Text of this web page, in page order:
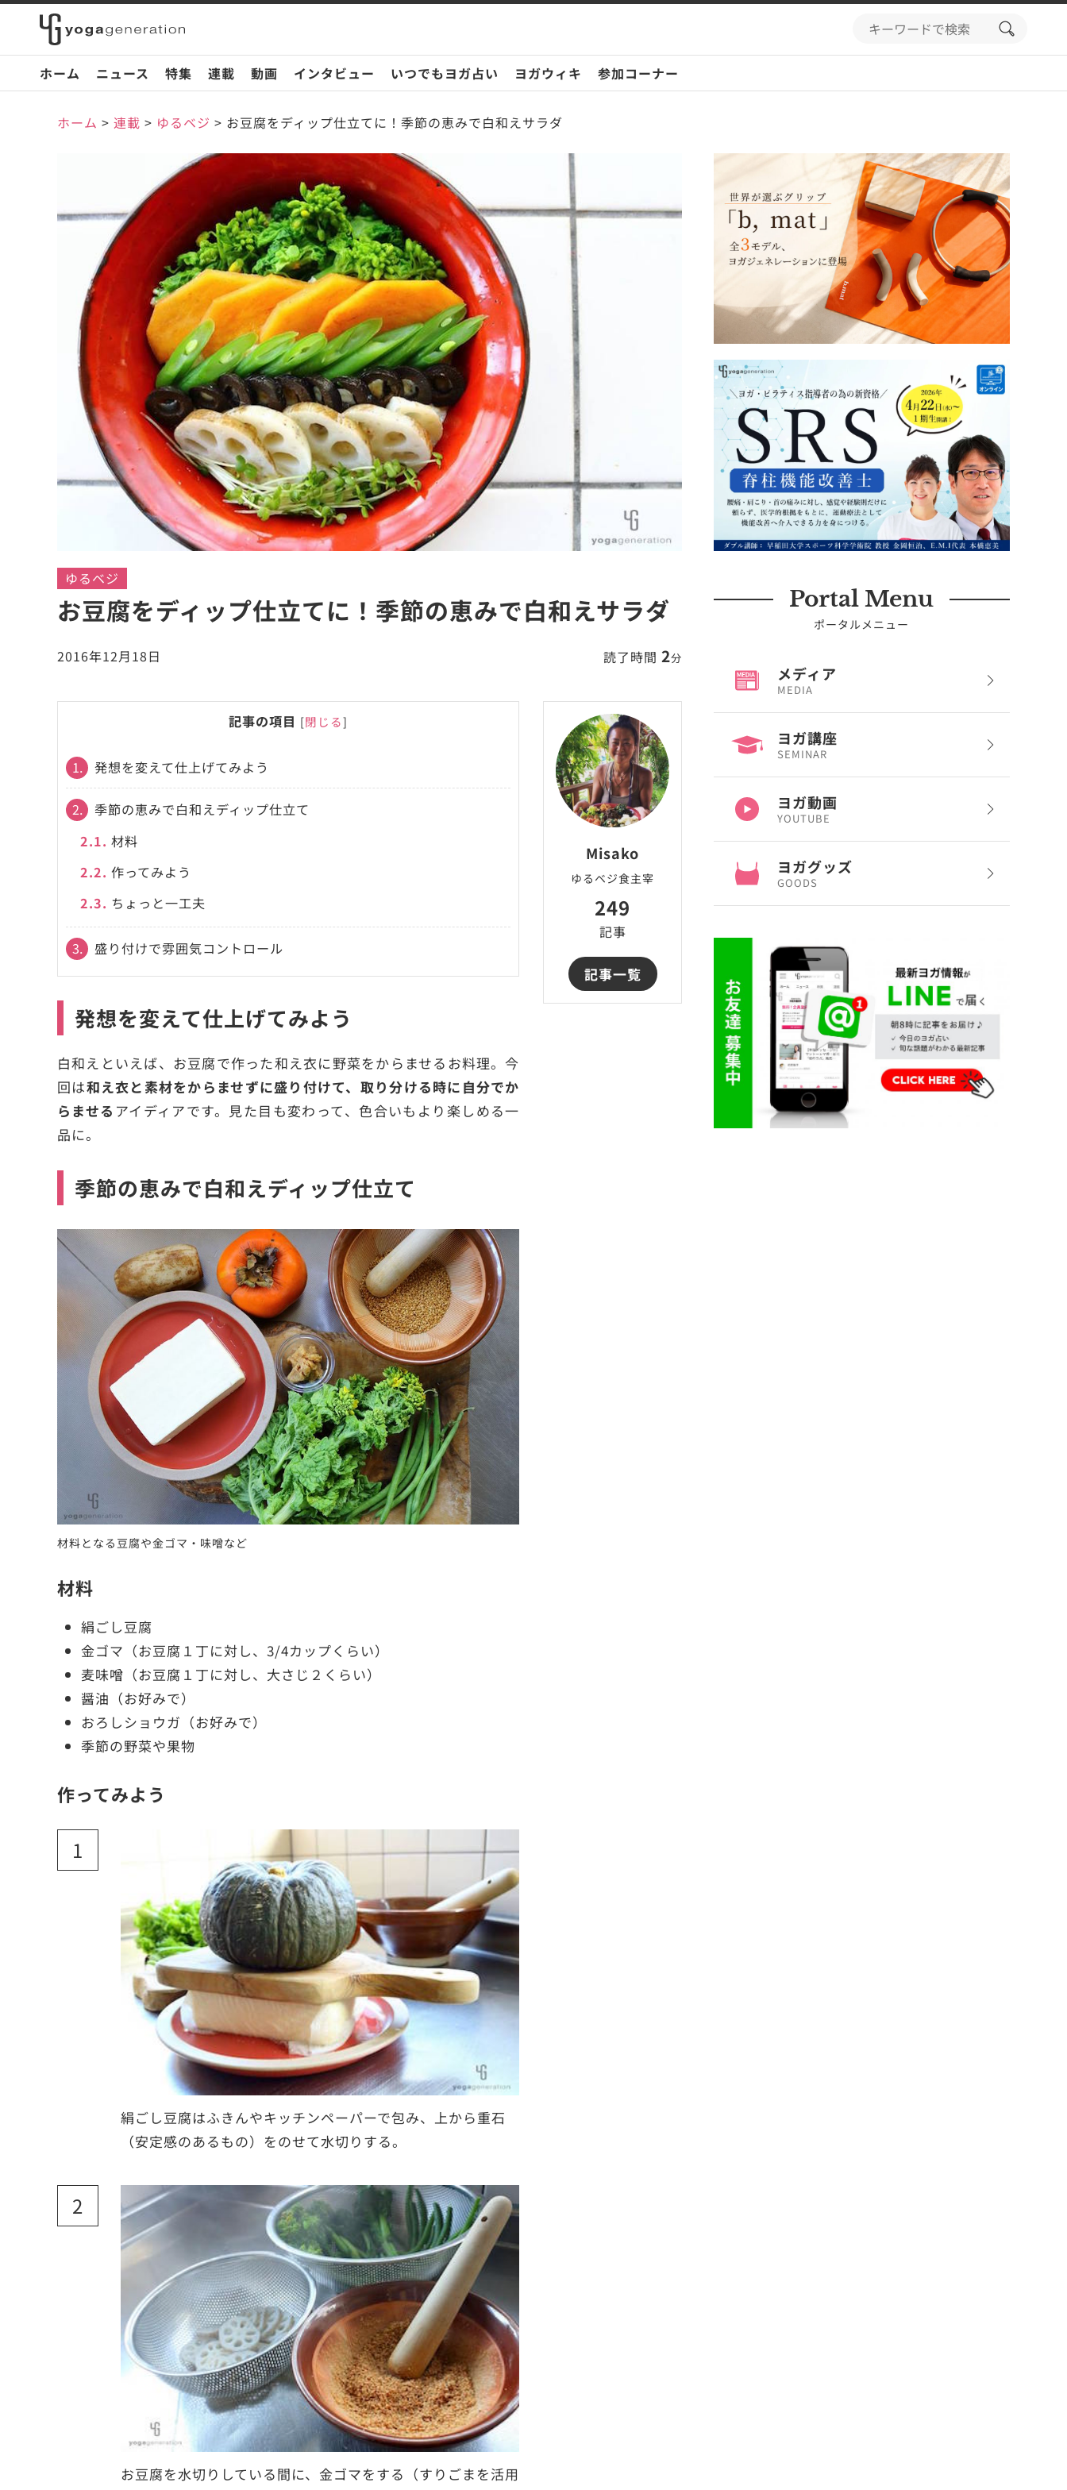
search
ホーム
ニュース 特集 連載 動画 インタビュー いつでもヨガ占い ヨガウィキ 参加コーナー
ホーム > 連載 > ゆるベジ > お豆腐をディップ仕立てに！季節の恵みで白和えサラダ
ゆるベジ
お豆腐をディップ仕立てに！季節の恵みで白和えサラダ
2016年12月18日 読了時間 2分
記事の項目 [閉じる]
1. 発想を変えて仕上げてみよう
2.
季節の恵みで白和えディップ仕立て
2.1. 材料
2.2. 作ってみよう
2.3. ちょっと一工夫
3. 盛り付けで雰囲気コントロール
発想を変えて仕上げてみよう
白和えといえば、お豆腐で作った和え衣に野菜をからませるお料理。今
回は和え衣と素材をからませずに盛り付けて、取り分ける時に自分でか
らませる アイディアです。見た目も変わって、色合いもより楽しめる一
品に。
季節の恵みで白和えディップ仕立て
材料となる豆腐や金ゴマ・味噌など
材料
絹ごし豆腐
金ゴマ（お豆腐１丁に対し、3/4カップくらい）
麦味噌（お豆腐１丁に対し、大さじ２くらい）
醤油（お好みで）
おろしショウガ（お好みで）
季節の野菜や果物
作ってみよう
絹ごし豆腐はふきんやキッチンペーパーで包み、上から重石
（安定感のあるもの）をのせて水切りする。
お豆腐を水切りしている間に、金ゴマをする（すりごまを活用
Misako
ゆるベジ食主宰
249
記事
記事一覧
Portal Menu
ポータルメニュー
メディア
MEDIA
ヨガ講座
SEMINAR
ヨガ動画
YOUTUBE
ヨガグッズ
GOODS